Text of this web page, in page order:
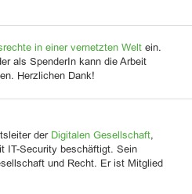
in einer vernetzten Welt ein.
als SpenderIn kann die Arbeit
Herzlichen Dank!
der Digitalen Gesellschaft,
IT-Security beschäftigt. Sein
und Recht. Er ist Mitglied